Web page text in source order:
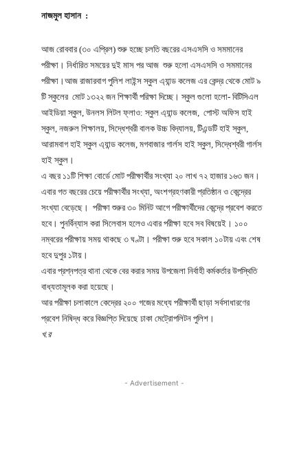
নাজমুল হাসান :
আজ রোববার (৩০ এপ্রিল) শুরু হচ্ছে চলতি বছরের এসএসসি ও সমমানের
পরীক্ষা। নির্ধারিত সময়ের দুই মাস পর আজ শুরু হলো এসএসসি ও সমমানের
পরীক্ষা।আজ রাজারবাগ পুলিশ লাইন্স স্কুল এ্যান্ড কলেজ এর কেন্দ্র থেকে মোট ৯
টি স্কুলের মোট ১৩২২ জন শিক্ষার্থী পরিক্ষা দিচ্ছে। স্কুল গুলো হলো- বিটিসিএল
আইডিয়া স্কুল, উনলস লিটল ফ্লাও: স্কুল এ্যান্ড কলেজ, পোস্ট অফিস হাই
স্কুল, নজরুল শিক্ষালয়, সিদ্ধেশ্বরী বালক উচ্চ বিদ্যালয়, টিএন্ডটি হাই স্কুল,
আরামবাগ হাই স্কুল এ্যান্ড কলেজ, মগবাজার গার্লস হাই স্কুল, সিদ্ধেশ্বরী গার্লস
হাই স্কুল।
এ বছর ১১টি শিক্ষা বোর্ডে মোট পরীক্ষার্থীর সংখ্যা ২০ লাখ ৭২ হাজার ১৬৩ জন।
এবার গত বছরের চেয়ে পরীক্ষার্থীর সংখ্যা, অংশগ্রহণকারী প্রতিষ্ঠান ও কেন্দ্রের
সংখ্যা বেড়েছে। পরীক্ষা শুরুর ৩০ মিনিট আগে পরীক্ষার্থীদের কেন্দ্রে প্রবেশ করতে
হবে। পুনর্বিন্যাস করা সিলেবাস হলেও এবার পরীক্ষা হবে সব বিষয়েই। ১০০
নম্বরের পরীক্ষায় সময় থাকছে ৩ ঘণ্টা। পরীক্ষা শুরু হবে সকাল ১০টায় এবং শেষ
হবে দুপুর ১টায়।
এবার প্রশ্নপত্র থানা থেকে বের করার সময় উপজেলা নির্বাহী কর্মকর্তার উপস্থিতি
বাধ্যতামূলক করা হয়েছে।
আর পরীক্ষা চলাকালে কেদ্রের ২০০ গজের মধ্যে পরীক্ষার্থী ছাড়া সর্বসাধারণের
প্রবেশ নিষিদ্ধ করে বিজ্ঞপ্তি দিয়েছে ঢাকা মেট্রোপলিটন পুলিশ।
খ.র
- Advertisement -